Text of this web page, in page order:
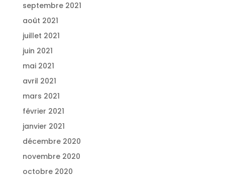
septembre 2021
août 2021
juillet 2021
juin 2021
mai 2021
avril 2021
mars 2021
février 2021
janvier 2021
décembre 2020
novembre 2020
octobre 2020